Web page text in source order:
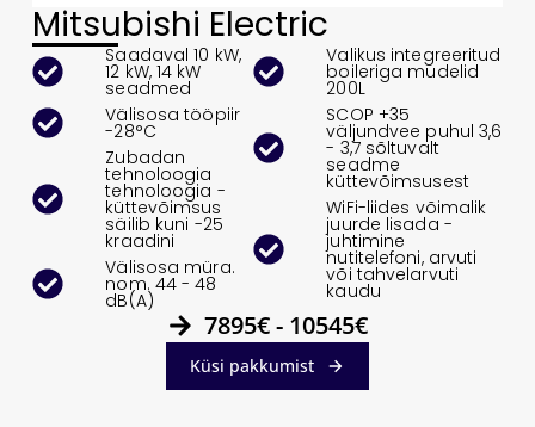
Mitsubishi Electric
Saadaval 10 kW,
12 kW, 14 kW
seadmed
Välisosa tööpiir
-28°C
Zubadan
tehnoloogia
tehnoloogia -
küttevõimsus
säilib kuni -25
kraadini
Välisosa müra.
nom. 44 - 48
dB(A)
Valikus integreeritud
boileriga mudelid
200L
SCOP +35
väljundvee puhul 3,6
- 3,7 sõltuvalt
seadme
küttevõimsusest
WiFi-liides võimalik
juurde lisada -
juhtimine
nutitelefoni, arvuti
või tahvelarvuti
kaudu
7895€ - 10545€
Küsi pakkumist